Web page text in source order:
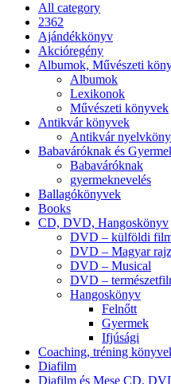
All category
2362
Ajándékkönyv
Akcióregény
Albumok, Művészeti
Albumok
Lexikonok
Művészeti könyvek
Antikvár könyvek
Antikvár
Babaváróknak és
Babaváróknak
gyermeknevelés
Ballagókönyvek
Books
CD, DVD, Hangoskönyv
DVD – külföldi
DVD – Magyar
DVD – Musical
DVD –
Hangoskönyv
Felnőtt
Gyermek
Ifjúsági
Coaching, tréning
Diafilm
Diafilm és Mese CD,